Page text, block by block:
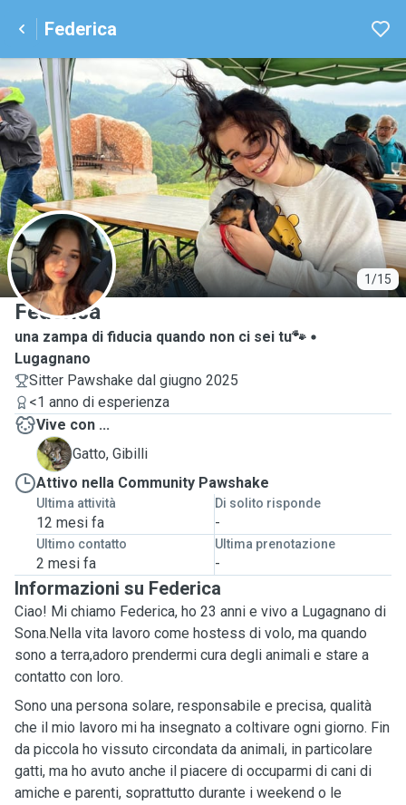
Federica
1/15
F
Federica
una zampa di fiducia quando non ci sei tu🐾
Lugagnano
Sitter Pawshake dal giugno 2025
<1 anno di esperienza
Vive con ...
G
Gatto, Gibilli
Attivo nella Community Pawshake
Ultima attività
12 mesi fa
Di solito risponde
-
Ultimo contatto
2 mesi fa
Ultima prenotazione
-
Informazioni su Federica
Ciao! Mi chiamo Federica, ho 23 anni e vivo a Lugagnano di
Sona.Nella vita lavoro come hostess di volo, ma quando
sono a terra,adoro prendermi cura degli animali e stare a
contatto con loro.
Sono una persona solare, responsabile e precisa, qualità
che il mio lavoro mi ha insegnato a coltivare ogni giorno. Fin
da piccola ho vissuto circondata da animali, in particolare
gatti, ma ho avuto anche il piacere di occuparmi di cani di
amiche e parenti, soprattutto durante i weekend o le